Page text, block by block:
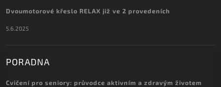
Dvoumotorové křeslo RELAX již ve 2 provedeních
5.6.2025
PORADNA
Cvičení pro seniory: průvodce aktivním a zdravým životem